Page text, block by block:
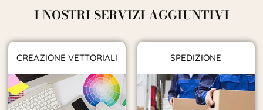
I NOSTRI SERVIZI AGGIUNTIVI
CREAZIONE VETTORIALI SPEDIZIONE